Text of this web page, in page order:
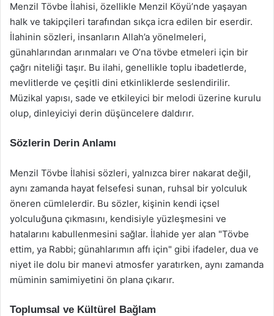
Menzil Tövbe İlahisi, özellikle Menzil Köyü’nde yaşayan
halk ve takipçileri tarafından sıkça icra edilen bir eserdir.
İlahinin sözleri, insanların Allah’a yönelmeleri,
günahlarından arınmaları ve O’na tövbe etmeleri için bir
çağrı niteliği taşır. Bu ilahi, genellikle toplu ibadetlerde,
mevlitlerde ve çeşitli dini etkinliklerde seslendirilir.
Müzikal yapısı, sade ve etkileyici bir melodi üzerine kurulu
olup, dinleyiciyi derin düşüncelere daldırır.
Sözlerin Derin Anlamı
Menzil Tövbe İlahisi sözleri, yalnızca birer nakarat değil,
aynı zamanda hayat felsefesi sunan, ruhsal bir yolculuk
öneren cümlelerdir. Bu sözler, kişinin kendi içsel
yolculuğuna çıkmasını, kendisiyle yüzleşmesini ve
hatalarını kabullenmesini sağlar. İlahide yer alan "Tövbe
ettim, ya Rabbi; günahlarımın affı için" gibi ifadeler, dua ve
niyet ile dolu bir manevi atmosfer yaratırken, aynı zamanda
müminin samimiyetini ön plana çıkarır.
Toplumsal ve Kültürel Bağlam